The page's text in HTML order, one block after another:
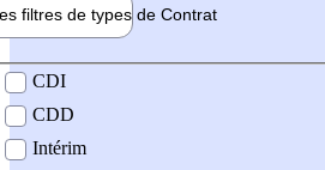
filtres de types de Contrat
contrat
CDI
CDD
Intérim